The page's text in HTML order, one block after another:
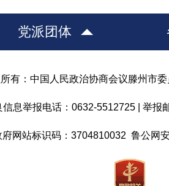
党派团体
有：中国人民政治协商会议滕州市
息举报电话：0632-5512725 | 举报
府网站标识码：3704810032 鲁公网